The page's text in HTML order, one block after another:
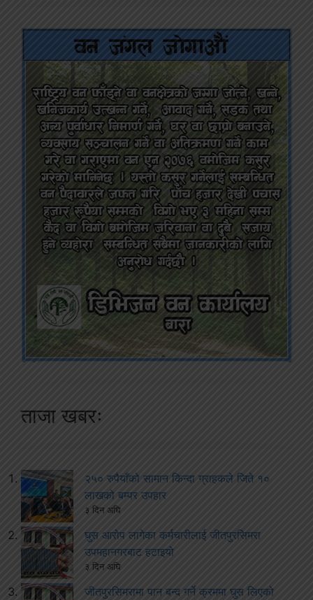
ताजा खबरः
२५० रुपैयाँको सामान किन्दा ग्राहकले जिते १०
लाखको बम्पर उपहार
३ दिन अघि
घुस आरोप लागेका कर्मचारीलाई जीतपुरसिमरा
उपमहानगरबाट हटाइयो
३ दिन अघि
जीतपुरसिमरामा पान बन्द गर्ने क्रममा घुस लिएको